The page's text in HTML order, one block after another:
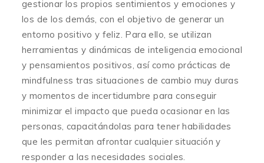
gestionar los propios sentimientos y emociones y
los de los demás, con el objetivo de generar un
entorno positivo y feliz. Para ello, se utilizan
herramientas y dinámicas de inteligencia emocional
y pensamientos positivos, así como prácticas de
mindfulness tras situaciones de cambio muy duras
y momentos de incertidumbre para conseguir
minimizar el impacto que pueda ocasionar en las
personas, capacitándolas para tener habilidades
que les permitan afrontar cualquier situación y
responder a las necesidades sociales.